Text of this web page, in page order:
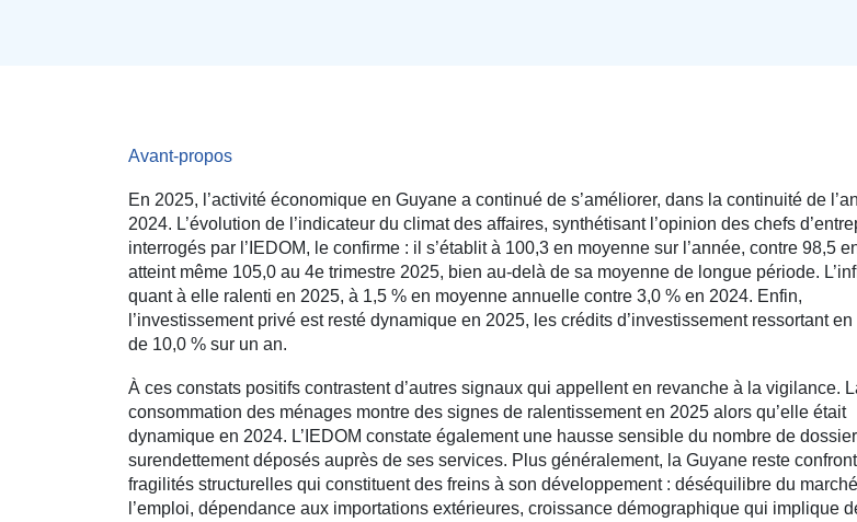
Avant-propos
En 2025, l’activité économique en Guyane a continué de s’améliorer, dans la continuité de
2024. L’évolution de l’indicateur du climat des affaires, synthétisant l’opinion des chefs
interrogés par l’IEDOM, le confirme : il s’établit à 100,3 en moyenne sur l’année, contre 98,5 en
atteint même 105,0 au 4e trimestre 2025, bien au-delà de sa moyenne de longue période.
quant à elle ralenti en 2025, à 1,5 % en moyenne annuelle contre 3,0 % en 2024. Enfin,
l’investissement privé est resté dynamique en 2025, les crédits d’investissement ressortant
de 10,0 % sur un an.
À ces constats positifs contrastent d’autres signaux qui appellent en revanche à la vigilance.
consommation des ménages montre des signes de ralentissement en 2025 alors qu’elle était
dynamique en 2024. L’IEDOM constate également une hausse sensible du nombre de
surendettement déposés auprès de ses services. Plus généralement, la Guyane reste
fragilités structurelles qui constituent des freins à son développement : déséquilibre du
l’emploi, dépendance aux importations extérieures, croissance démographique qui implique